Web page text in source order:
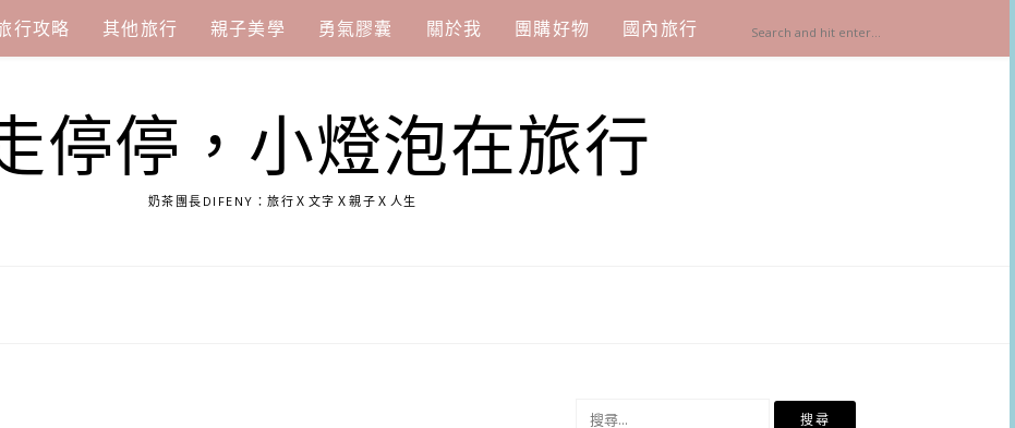
行攻略 其他旅行 親子美學 勇氣膠囊 關於我 團購好物 國內旅行
停停，小燈泡在旅行
奶茶團長DIFENY：旅行Ｘ文字Ｘ親子Ｘ人生